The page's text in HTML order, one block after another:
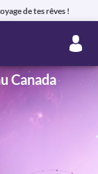
de tes rêves !
Canada